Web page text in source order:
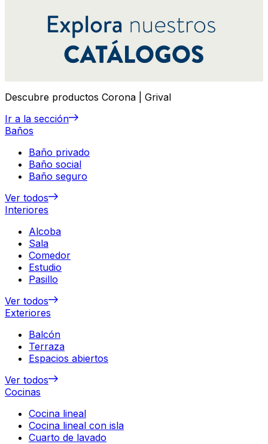
Descubre productos Corona | Grival
Ir a la sección
Baños
Baño privado
Baño social
Baño seguro
Ver todos
Interiores
Alcoba
Sala
Comedor
Estudio
Pasillo
Ver todos
Exteriores
Balcón
Terraza
Espacios abiertos
Ver todos
Cocinas
Cocina lineal
Cocina lineal con isla
Cuarto de lavado